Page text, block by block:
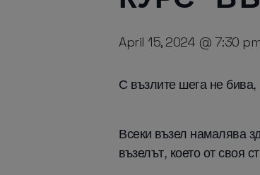
April 15, 2024 @ 7:30
С възлите шега не бива,
Всеки възел намалява
възелът, което от своя